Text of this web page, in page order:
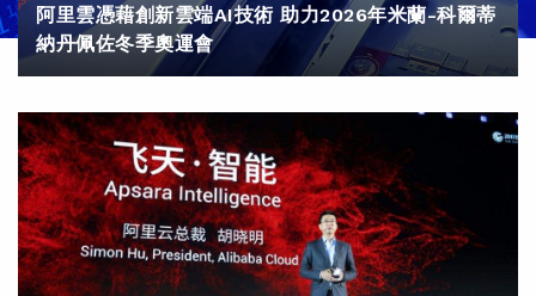
阿里雲憑藉創新雲端AI技術 助力2026年米蘭-科爾蒂
納丹佩佐冬季奧運會